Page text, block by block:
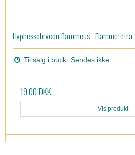
Hyphessobrycon flammeus - Flammetetra
Til salg i butik. Sendes ikke.
19,00 DKK
Vis produkt